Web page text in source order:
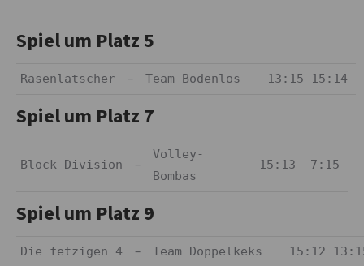
Spiel um Platz 5
Rasenlatscher – Team Bodenlos 13:15 15:14
Spiel um Platz 7
Block Division –
Volley-
Bombas
15:13 7:15
Spiel um Platz 9
Die fetzigen 4 – Team Doppelkeks 15:12